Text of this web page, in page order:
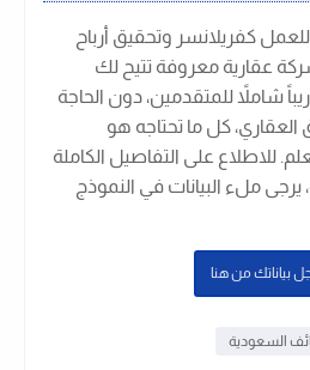
كفريلانسر وتحقيق أرباح
عقارية معروفة تتيح لك
شاملاً للمتقدمين، دون الحاجة
كل ما تحتاجه هو
للاطلاع على التفاصيل الكاملة
ملء البيانات في النموذج
بياناتك من هنا
السعودية